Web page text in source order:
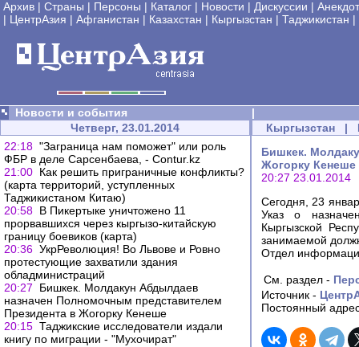
Архив | Страны | Персоны | Каталог | Новости | Дискуссии |
| ЦентрАзия | Афганистан | Казахстан | Кыргызстан | Таджикистан |
Новости и события
|
Четверг, 23.01.2014
22:18 "Заграница нам поможет" или роль
ФБР в деле Сарсенбаева, - Contur.kz
21:00 Как решить приграничные конфликты?
(карта территорий, уступленных
Таджикистаном Китаю)
20:58 В Пикертыке уничтожено 11
прорвавшихся через кыргызо-китайскую
границу боевиков (карта)
20:36 УкрРеволюция! Во Львове и Ровно
протестующие захватили здания
обладминистраций
20:27
Бишкек. Молдакун Абдылдаев
назначен Полномочным представителем
Президента в Жогорку Кенеше
20:15 Таджикские исследователи издали
книгу по миграции - "Мухочират"
Кыргызстан |
Бишкек.
Жогорку Кенеше
20:27 23.01.2014
Сегодня, 23
Указ о
Кыргызской
занимаемой
Отдел
См. раздел -
Источник -
Постоянный